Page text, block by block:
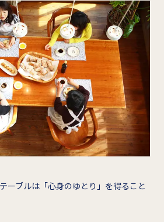
ーブルは「心身のゆとり」を得ること